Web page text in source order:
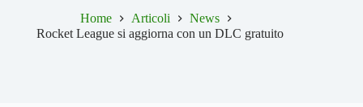
Home Articoli
News
Rocket League si aggiorna con un DLC gratuito